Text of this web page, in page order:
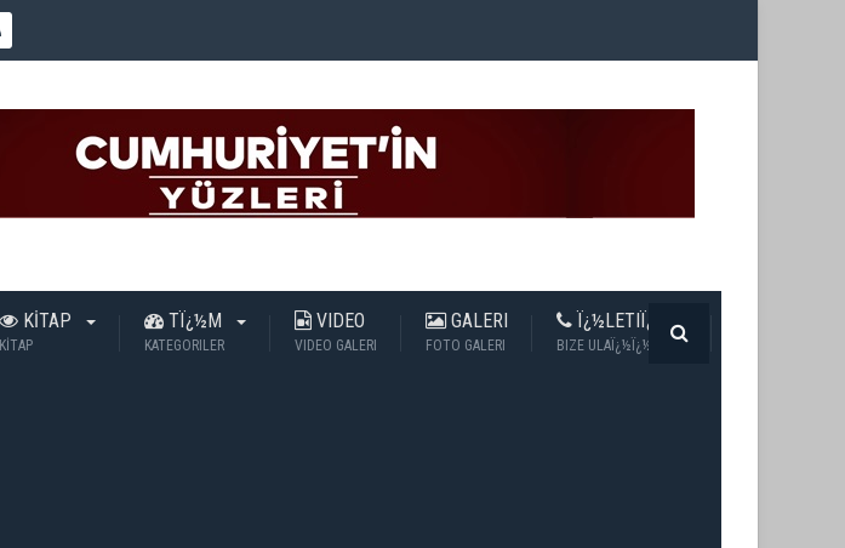
KİTAP
KİTAP
TÏ¿½M
KATEGORILER
VIDEO
VIDEO GALERI
GALERI
FOTO GALERI
Ï¿½LETIÏ¿½IM
BIZE ULAÏ¿½Ï¿½N